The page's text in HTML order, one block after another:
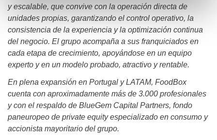
y escalable, que convive con la operación directa de
unidades propias, garantizando el control operativo, la
consistencia de la experiencia y la optimización continua
del negocio. El grupo acompaña a sus franquiciados en
cada etapa de crecimiento, apoyándose en un equipo
experto y en un modelo probado, atractivo y rentable.
En plena expansión en Portugal y LATAM, FoodBox
cuenta con aproximadamente más de 3.000 profesionales
y con el respaldo de BlueGem Capital Partners, fondo
paneuropeo de private equity especializado en consumo y
accionista mayoritario del grupo.